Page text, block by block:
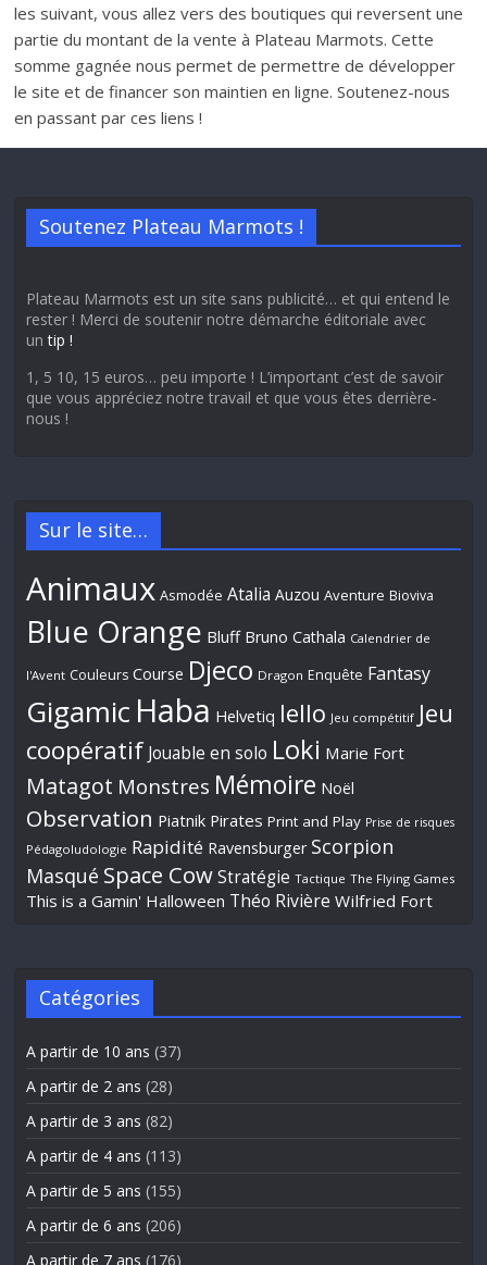
les suivant, vous allez vers des boutiques qui reversent une
partie du montant de la vente à Plateau Marmots. Cette
somme gagnée nous permet de permettre de développer
le site et de financer son maintien en ligne. Soutenez-nous
en passant par ces liens !
Soutenez Plateau Marmots !
Plateau Marmots est un site sans publicité… et qui entend le
rester ! Merci de soutenir notre démarche éditoriale avec
untip !
1, 5 10, 15 euros… peu importe ! L’important c’est de savoir
que vous appréciez notre travail et que vous êtes derrière-
nous !
Sur le site…
Animaux Asmodée Atalia Auzou Aventure Bioviva
Blue Orange Bluff Bruno Cathala Calendrier de
l'Avent Couleurs Course Djeco Dragon Enquête Fantasy
Gigamic Haba Helvetiq Iello Jeu compétitif Jeu
coopératif Jouable en solo Loki Marie Fort
Matagot Monstres Mémoire Noël
Observation Piatnik Pirates Print and Play Prise de risques
Pédagoludologie Rapidité Ravensburger Scorpion
Masqué Space Cow Stratégie Tactique The Flying Games
This is a Gamin' Halloween Théo Rivière Wilfried Fort
Catégories
A partir de 10 ans (37)
A partir de 2 ans (28)
A partir de 3 ans (82)
A partir de 4 ans (113)
A partir de 5 ans (155)
A partir de 6 ans (206)
A partir de 7 ans (176)